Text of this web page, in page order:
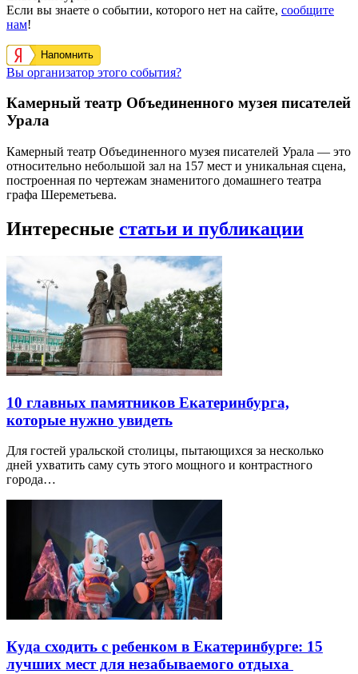
Если вы знаете о событии, которого нет на сайте, сообщите
нам!
Напомнить
Вы организатор этого события?
Камерный театр Объединенного музея писателей
Урала
Камерный театр Объединенного музея писателей Урала — это
относительно небольшой зал на 157 мест и уникальная сцена,
построенная по чертежам знаменитого домашнего театра
графа Шереметьева.
Интересные статьи и публикации
10 главных памятников Екатеринбурга,
которые нужно увидеть
Для гостей уральской столицы, пытающихся за несколько
дней ухватить саму суть этого мощного и контрастного
города…
Куда сходить с ребенком в Екатеринбурге: 15
лучших мест для незабываемого отдыха